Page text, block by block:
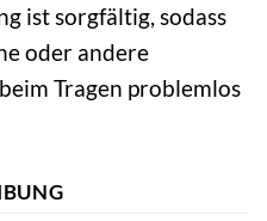
ist sorgfältig, sodass
oder andere
Tragen problemlos